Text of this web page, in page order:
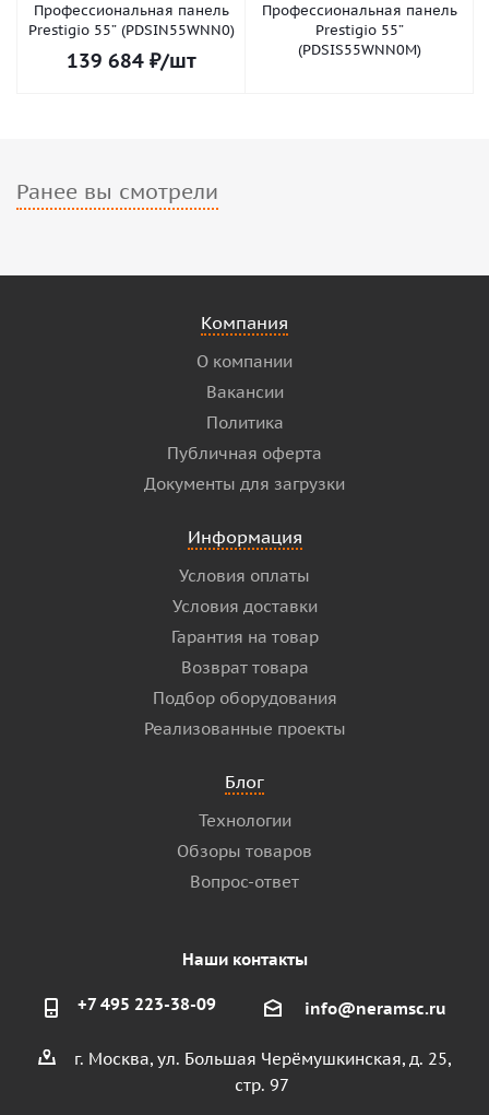
Профессиональная панель
Prestigio 55” (PDSIN55WNN0)
139 684₽/шт
Профессиональная панель
Prestigio 55”
(PDSIS55WNN0M)
Ранее вы смотрели
Компания
О компании
Вакансии
Политика
Публичная оферта
Документы для загрузки
Информация
Условия оплаты
Условия доставки
Гарантия на товар
Возврат товара
Подбор оборудования
Реализованные проекты
Блог
Технологии
Обзоры товаров
Вопрос-ответ
Наши контакты
+7 495 223-38-09 info@neramsc.ru
г. Москва, ул. Большая Черёмушкинская, д. 25,
стр. 97